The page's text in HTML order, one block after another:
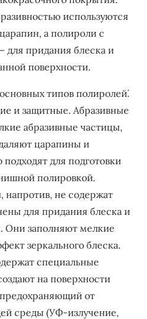
используются
а полироли с
для придания блеска и
поверхности.
типов полиролей⁚
и защитные. Абразивные
абразивные частицы‚
царапины и
для подготовки
полировкой.
не содержат
для придания блеска и
Они заполняют мелкие
зеркального блеска.
специальные
на поверхности
предохраняющий от
среды (УФ-излучение‚